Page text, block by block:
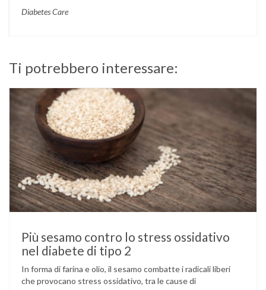
Diabetes Care
Ti potrebbero interessare:
Più sesamo contro lo stress ossidativo
nel diabete di tipo 2
In forma di farina e olio, il sesamo combatte i radicali liberi
che provocano stress ossidativo, tra le cause di